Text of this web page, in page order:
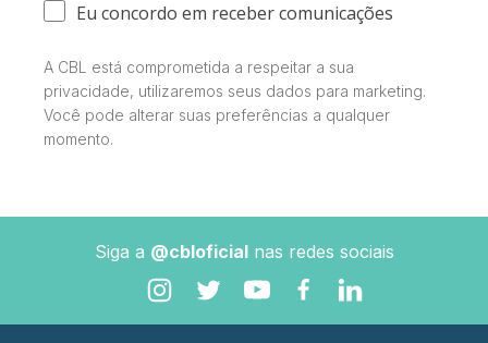
Eu concordo em receber comunicações
A CBL está comprometida a respeitar a sua
privacidade, utilizaremos seus dados para marketing.
Você pode alterar suas preferências a qualquer
momento.
Siga a @cbloficialnas redes sociais